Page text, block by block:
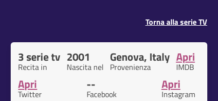
Torna alla serie TV
3 serie tv
Recita in
2001
Nascita nel
Genova, Italy
Provenienza
Apri
IMDB
Apri
Twitter
--
Facebook
Apri
Instagram